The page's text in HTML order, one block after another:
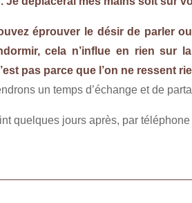
éprouver le désir de parler
cela n’influe en rien sur
pas parce que l’on ne ressent
un temps d’échange et de
quelques jours après, par téléphone